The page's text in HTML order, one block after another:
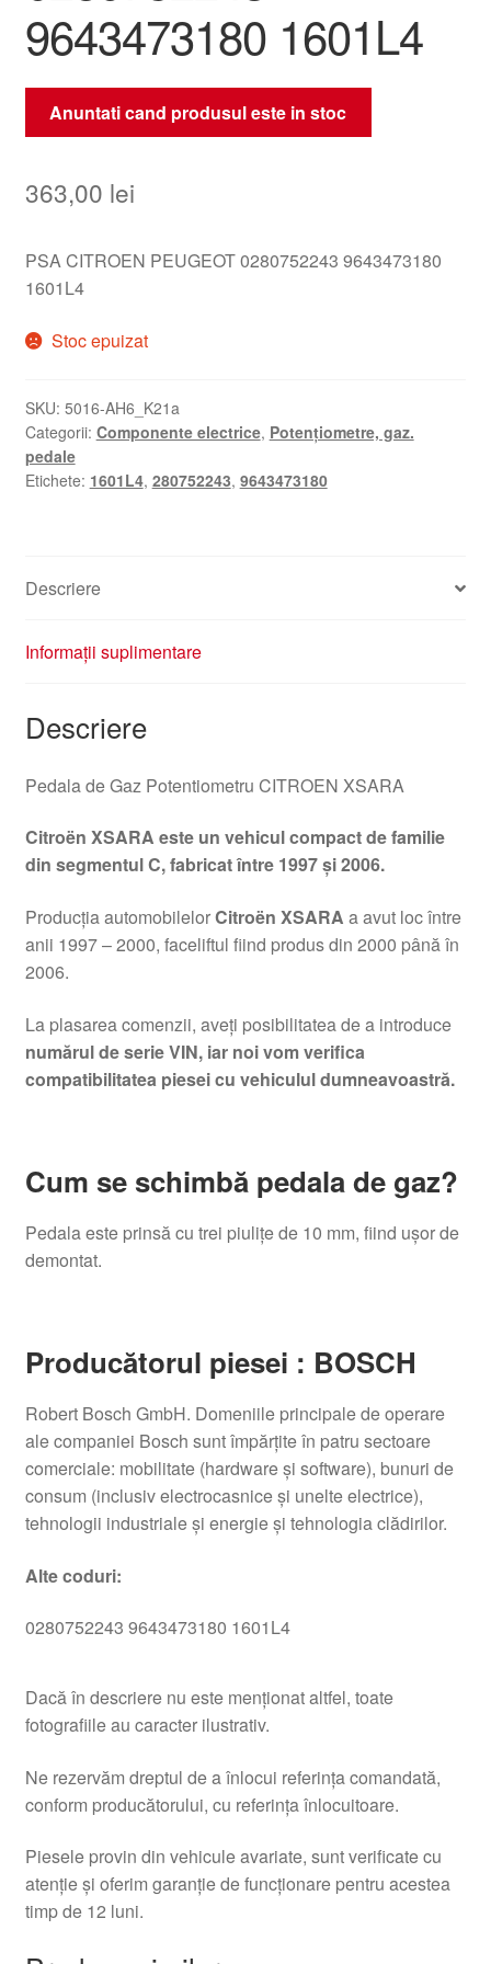
9643473180 1601L4
Anuntati cand produsul este in stoc
363,00 lei
PSA CITROEN PEUGEOT 0280752243 9643473180
1601L4
Stoc epuizat
SKU: 5016-AH6_K21a
Categorii: Componente electrice, Potențiometre, gaz.
pedale
Etichete: 1601L4, 280752243, 9643473180
Descriere
Informații suplimentare
Descriere
Pedala de Gaz Potentiometru CITROEN XSARA
Citroën XSARA este un vehicul compact de familie
din segmentul C, fabricat între 1997 și 2006.
Producția automobilelorCitroën XSARA a avut loc între
anii 1997 – 2000, faceliftul fiind produs din 2000 până în
2006.
La plasarea comenzii, aveți posibilitatea de a introduce
numărul de serie VIN, iar noi vom verifica
compatibilitatea piesei cu vehiculul dumneavoastră.
Cum se schimbă pedala de gaz?
Pedala este prinsă cu trei piulițe de 10 mm, fiind ușor de
demontat.
Producătorul piesei : BOSCH
Robert Bosch GmbH. Domeniile principale de operare
ale companiei Bosch sunt împărțite în patru sectoare
comerciale: mobilitate (hardware și software), bunuri de
consum (inclusiv electrocasnice și unelte electrice),
tehnologii industriale și energie și tehnologia clădirilor.
Alte coduri:
0280752243 9643473180 1601L4
Dacă în descriere nu este menționat altfel, toate
fotografiile au caracter ilustrativ.
Ne rezervăm dreptul de a înlocui referința comandată,
conform producătorului, cu referința înlocuitoare.
Piesele provin din vehicule avariate, sunt verificate cu
atenție și oferim garanție de funcționare pentru acestea
timp de 12 luni.